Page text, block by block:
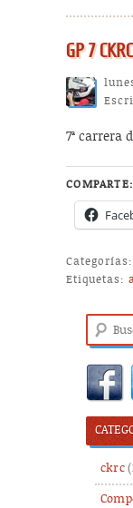
GP 7
7ª carrera
COMPARTE:
Categorías:
Etiquetas:
Buscar
ckrc